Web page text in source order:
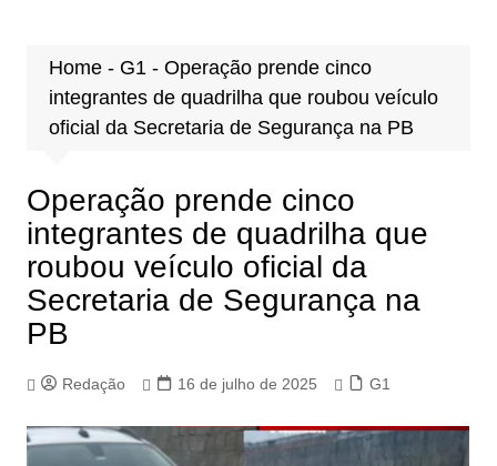
Home- G1 - Operação prende cinco
integrantes de quadrilha que roubou veículo
oficial da Secretaria de Segurança na PB
Operação prende cinco
integrantes de quadrilha que
roubou veículo oficial da
Secretaria de Segurança na
PB
Redação 16 de julho de 2025 G1